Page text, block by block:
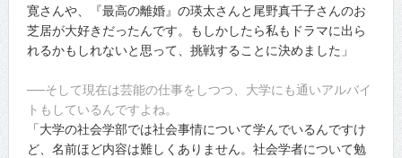
寛さんや、『最高の離婚』の瑛太さんと尾野真千子さんのお
芝居が大好きだったんです。もしかしたら私もドラマに出ら
れるかもしれないと思って、挑戦することに決めました」
──そして現在は芸能の仕事をしつつ、大学にも通いアルバイ
トもしているんですよね。
「大学の社会学部では社会事情について学んでいるんですけ
ど、名前ほど内容は難しくありません。社会学者について勉